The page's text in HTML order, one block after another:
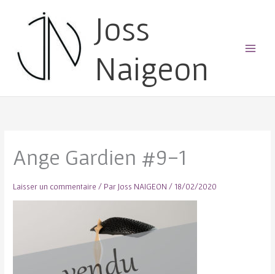
Joss
Naigeon
Ange Gardien #9-1
Laisser un commentaire / Par Joss NAIGEON / 18/02/2020